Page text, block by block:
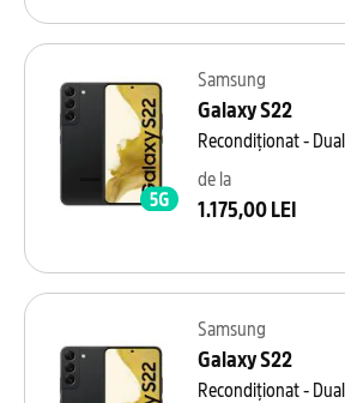
Samsung
Galaxy S22
Recondiționat -
de la
1.175,00 LEI
Samsung
Galaxy S22
Recondiționat -